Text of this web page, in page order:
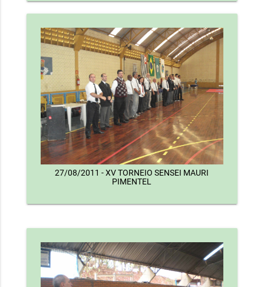
27/08/2011 - XV TORNEIO SENSEI MAURI
PIMENTEL